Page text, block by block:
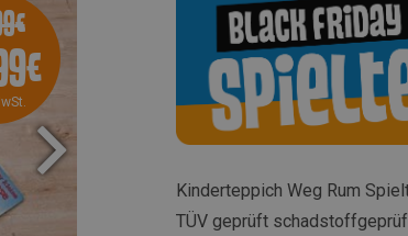
€
€Aktueller
Preis
ist:
29,99€.
Kinderteppich Weg Rum
TÜV geprüft